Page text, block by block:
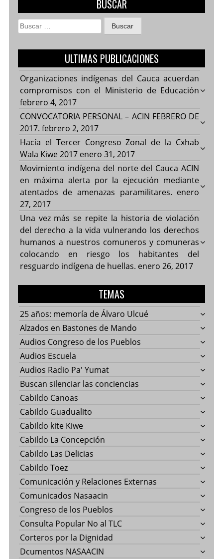
BUSCAR
Buscar:
ULTIMAS PUBLICACIONES
Organizaciones indígenas del Cauca acuerdan
compromisos con el Ministerio de Educación
febrero 4, 2017
CONVOCATORIA PERSONAL – ACIN FEBRERO DE
2017. febrero 2, 2017
Hacía el Tercer Congreso Zonal de la Cxhab
Wala Kiwe 2017 enero 31, 2017
Movimiento indígena del norte del Cauca ACIN
en máxima alerta por la ejecución mediante
atentados de amenazas paramilitares. enero
27, 2017
Una vez más se repite la historia de violación
del derecho a la vida vulnerando los derechos
humanos a nuestros comuneros y comuneras
colocando en riesgo los habitantes del
resguardo indígena de huellas. enero 26, 2017
TEMAS
25 años: memoría de Álvaro Ulcué
Alzados en Bastones de Mando
Audios Congreso de los Pueblos
Audios Escuela
Audios Radio Pa' Yumat
Buscan silenciar las conciencias
Cabildo Canoas
Cabildo Guadualito
Cabildo kite Kiwe
Cabildo La Concepción
Cabildo Las Delicias
Cabildo Toez
Comunicación y Relaciones Externas
Comunicados Nasaacin
Congreso de los Pueblos
Consulta Popular No al TLC
Corteros por la Dignidad
Dcumentos NASAACIN